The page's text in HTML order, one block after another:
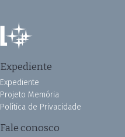
Expediente
Expediente
Projeto Memória
Política de Privacidade
Fale conosco